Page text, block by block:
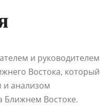
и руководителем
Востока, который
и анализом
Ближнем Востоке.